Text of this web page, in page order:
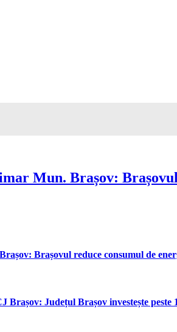
Mun. Brașov:
Brașovul reduce consumul de
Brașov: Județul Brașov investește